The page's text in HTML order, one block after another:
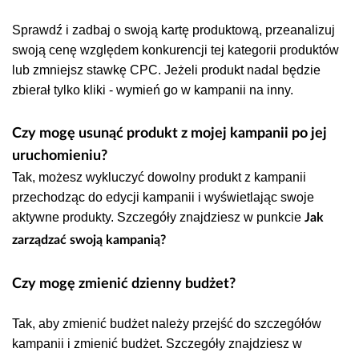
Sprawdź i zadbaj o swoją kartę produktową, przeanalizuj
swoją cenę względem konkurencji tej kategorii produktów
lub zmniejsz stawkę CPC. Jeżeli produkt nadal będzie
zbierał tylko kliki - wymień go w kampanii na inny.
Czy mogę usunąć produkt z mojej kampanii po jej
uruchomieniu?
Tak, możesz wykluczyć dowolny produkt z kampanii
przechodząc do edycji kampanii i wyświetlając swoje
aktywne produkty. Szczegóły znajdziesz w punkcie Jak
zarządzać swoją kampanią?
Czy mogę zmienić dzienny budżet?
Tak, aby zmienić budżet należy przejść do szczegółów
kampanii i zmienić budżet. Szczegóły znajdziesz w